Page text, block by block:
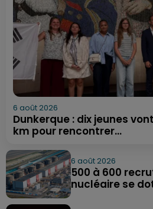
6 août 2026
Dunkerque : dix jeunes
km pour rencontrer...
6 août 2026
500 à 600
nucléaire se